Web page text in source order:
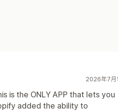
2026年7月
is the ONLY APP that lets you
added the ability to